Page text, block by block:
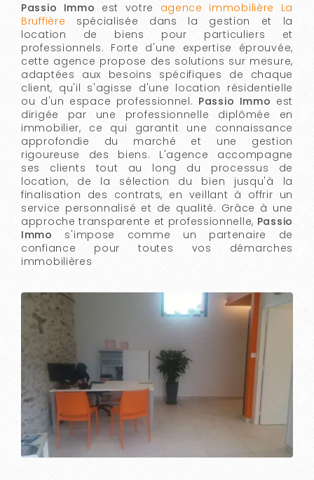
Passio Immo est votre agence immobilière La
Bruffière spécialisée dans la gestion et la
location de biens pour particuliers et
professionnels. Forte d'une expertise éprouvée,
cette agence propose des solutions sur mesure,
adaptées aux besoins spécifiques de chaque
client, qu'il s'agisse d'une location résidentielle
ou d'un espace professionnel. Passio Immo est
dirigée par une professionnelle diplômée en
immobilier, ce qui garantit une connaissance
approfondie du marché et une gestion
rigoureuse des biens. L'agence accompagne
ses clients tout au long du processus de
location, de la sélection du bien jusqu'à la
finalisation des contrats, en veillant à offrir un
service personnalisé et de qualité. Grâce à une
approche transparente et professionnelle, Passio
Immo s'impose comme un partenaire de
confiance pour toutes vos démarches
immobilières